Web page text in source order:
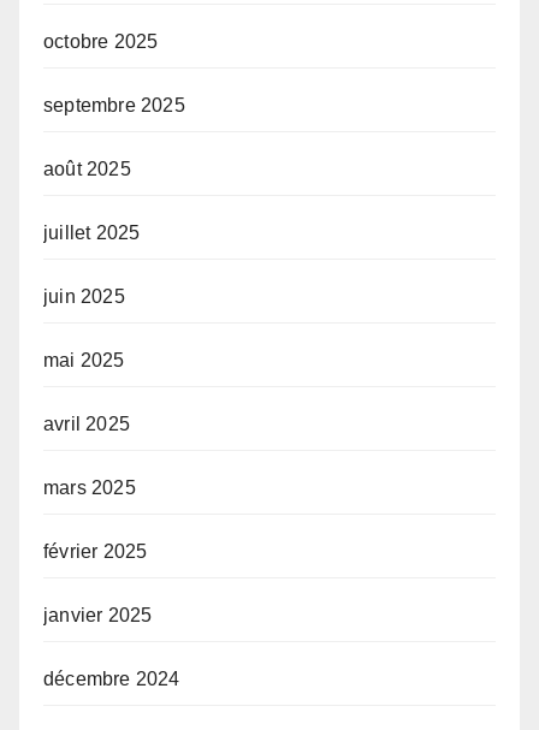
octobre 2025
septembre 2025
août 2025
juillet 2025
juin 2025
mai 2025
avril 2025
mars 2025
février 2025
janvier 2025
décembre 2024